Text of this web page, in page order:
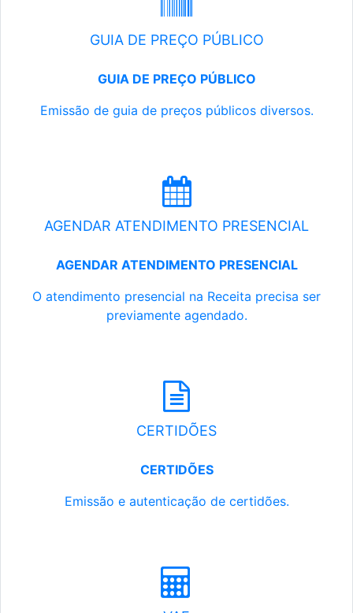
GUIA DE PREÇO PÚBLICO
GUIA DE PREÇO PÚBLICO
Emissão de guia de preços públicos diversos.
AGENDAR ATENDIMENTO PRESENCIAL
AGENDAR ATENDIMENTO PRESENCIAL
O atendimento presencial na Receita precisa ser
previamente agendado.
CERTIDÕES
CERTIDÕES
Emissão e autenticação de certidões.